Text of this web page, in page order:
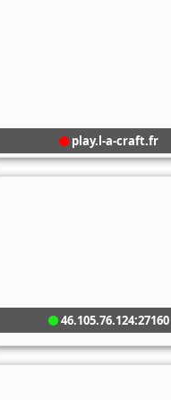
play.l-a-craft.fr
46.105.76.124:27160